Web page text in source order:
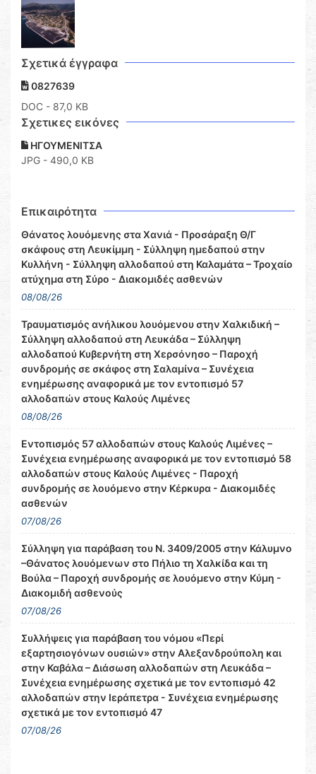
Σχετικά έγγραφα
0827639
DOC - 87,0 KB
Σχετικες εικόνες
ΗΓΟΥΜΕΝΙΤΣΑ
JPG - 490,0 KB
Επικαιρότητα
Θάνατος λουόμενης στα Χανιά - Προσάραξη Θ/Γ
σκάφους στη Λευκίμμη - Σύλληψη ημεδαπού στην
Κυλλήνη - Σύλληψη αλλοδαπού στη Καλαμάτα – Τροχαίο
ατύχημα στη Σύρο - Διακομιδές ασθενών
08/08/26
Τραυματισμός ανήλικου λουόμενου στην Χαλκιδική –
Σύλληψη αλλοδαπού στη Λευκάδα – Σύλληψη
αλλοδαπού Κυβερνήτη στη Χερσόνησο – Παροχή
συνδρομής σε σκάφος στη Σαλαμίνα – Συνέχεια
ενημέρωσης αναφορικά με τον εντοπισμό 57
αλλοδαπών στους Καλούς Λιμένες
08/08/26
Εντοπισμός 57 αλλοδαπών στους Καλούς Λιμένες –
Συνέχεια ενημέρωσης αναφορικά με τον εντοπισμό 58
αλλοδαπών στους Καλούς Λιμένες - Παροχή
συνδρομής σε λουόμενο στην Κέρκυρα - Διακομιδές
ασθενών
07/08/26
Σύλληψη για παράβαση του Ν. 3409/2005 στην Κάλυμνο
–Θάνατος λουόμενων στο Πήλιο τη Χαλκίδα και τη
Βούλα – Παροχή συνδρομής σε λουόμενο στην Κύμη -
Διακομιδή ασθενούς
07/08/26
Συλλήψεις για παράβαση του νόμου «Περί
εξαρτησιογόνων ουσιών» στην Αλεξανδρούπολη και
στην Καβάλα – Διάσωση αλλοδαπών στη Λευκάδα –
Συνέχεια ενημέρωσης σχετικά με τον εντοπισμό 42
αλλοδαπών στην Ιεράπετρα - Συνέχεια ενημέρωσης
σχετικά με τον εντοπισμό 47
07/08/26